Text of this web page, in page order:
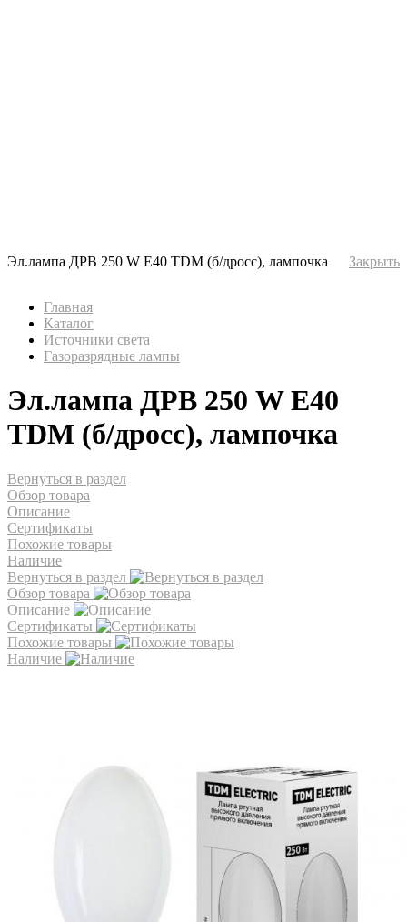
Эл.лампа ДРВ 250 W E40 TDM (б/дросс), лампочка Закрыть
Главная
Каталог
Источники света
Газоразрядные лампы
Эл.лампа ДРВ 250 W E40
TDM (б/дросс), лампочка
Вернуться в раздел
Обзор товара
Описание
Сертификаты
Похожие товары
Наличие
Вернуться в раздел
Обзор товара
Описание
Сертификаты
Похожие товары
Наличие